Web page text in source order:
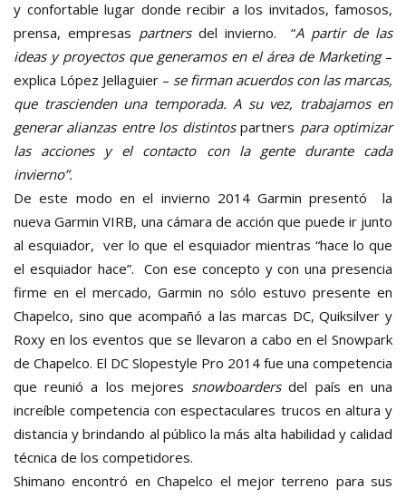
y confortable lugar donde recibir a los invitados, famosos,
prensa, empresas partnersdel invierno. “A partir de las
ideas y proyectos que generamos en el área de Marketing–
explica López Jellaguier – se firman acuerdos con las marcas,
que trascienden una temporada. A su vez, trabajamos en
generar alianzas entre los distintospartners para optimizar
las acciones y el contacto con la gente durante cada
invierno”.
De este modo en el invierno 2014 Garmin presentó la
nueva Garmin VIRB, una cámara de acción que puede ir junto
al esquiador, ver lo que el esquiador mientras “hace lo que
el esquiador hace”. Con ese concepto y con una presencia
firme en el mercado, Garmin no sólo estuvo presente en
Chapelco, sino que acompañó a las marcas DC, Quiksilver y
Roxy en los eventos que se llevaron a cabo en el Snowpark
de Chapelco. El DC Slopestyle Pro 2014 fue una competencia
que reunió a los mejores snowboardersdel país en una
increíble competencia con espectaculares trucos en altura y
distancia y brindando al público la más alta habilidad y calidad
técnica de los competidores.
Shimano encontró en Chapelco el mejor terreno para sus